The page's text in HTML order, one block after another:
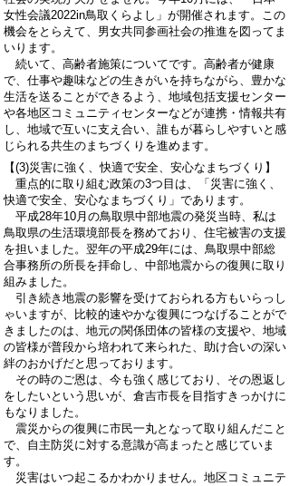
女性会議2022in鳥取くらよし」が開催されます。この
機会をとらえて、男女共同参画社会の推進を図ってま
いります。
続いて、高齢者施策についてです。高齢者が健康
で、仕事や趣味などの生きがいを持ちながら、豊かな
生活を送ることができるよう、地域包括支援センター
や各地区コミュニティセンターなどが連携・情報共有
し、地域で互いに支え合い、誰もが暮らしやすいと感
じられる共生のまちづくりを進めます。
【(3)災害に強く、快適で安全、安心なまちづくり】
重点的に取り組む政策の3つ目は、「災害に強く、
快適で安全、安心なまちづくり」であります。
平成28年10月の鳥取県中部地震の発災当時、私は
鳥取県の生活環境部長を務めており、住宅被害の支援
を担いました。翌年の平成29年には、鳥取県中部総
合事務所の所長を拝命し、中部地震からの復興に取り
組みました。
引き続き地震の影響を受けておられる方もいらっし
ゃいますが、比較的速やかな復興につなげることがで
きましたのは、地元の関係団体の皆様の支援や、地域
の皆様が普段から培われて来られた、助け合いの深い
絆のおかげだと思っております。
その時のご恩は、今も強く感じており、その恩返し
をしたいという思いが、倉吉市長を目指すきっかけに
もなりました。
震災からの復興に市民一丸となって取り組んだこと
で、自主防災に対する意識が高まったと感じていま
す。
災害はいつ起こるかわかりません。地区コミュニテ